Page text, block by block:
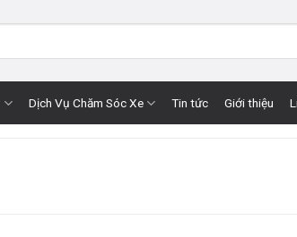
Dịch Vụ Chăm Sóc Xe Tin tức Giới thiệu